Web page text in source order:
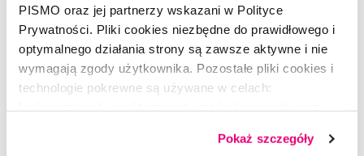
PISMO oraz jej partnerzy wskazani w Polityce
Prywatności. Pliki cookies niezbędne do prawidłowego i
optymalnego działania strony są zawsze aktywne i nie
wymagają zgody użytkownika. Pozostałe pliki cookies i
technologie pokrewne są używane w celach:
dobrowolną zgodę na pliki cookies i technologie
Pokaż szczegóły